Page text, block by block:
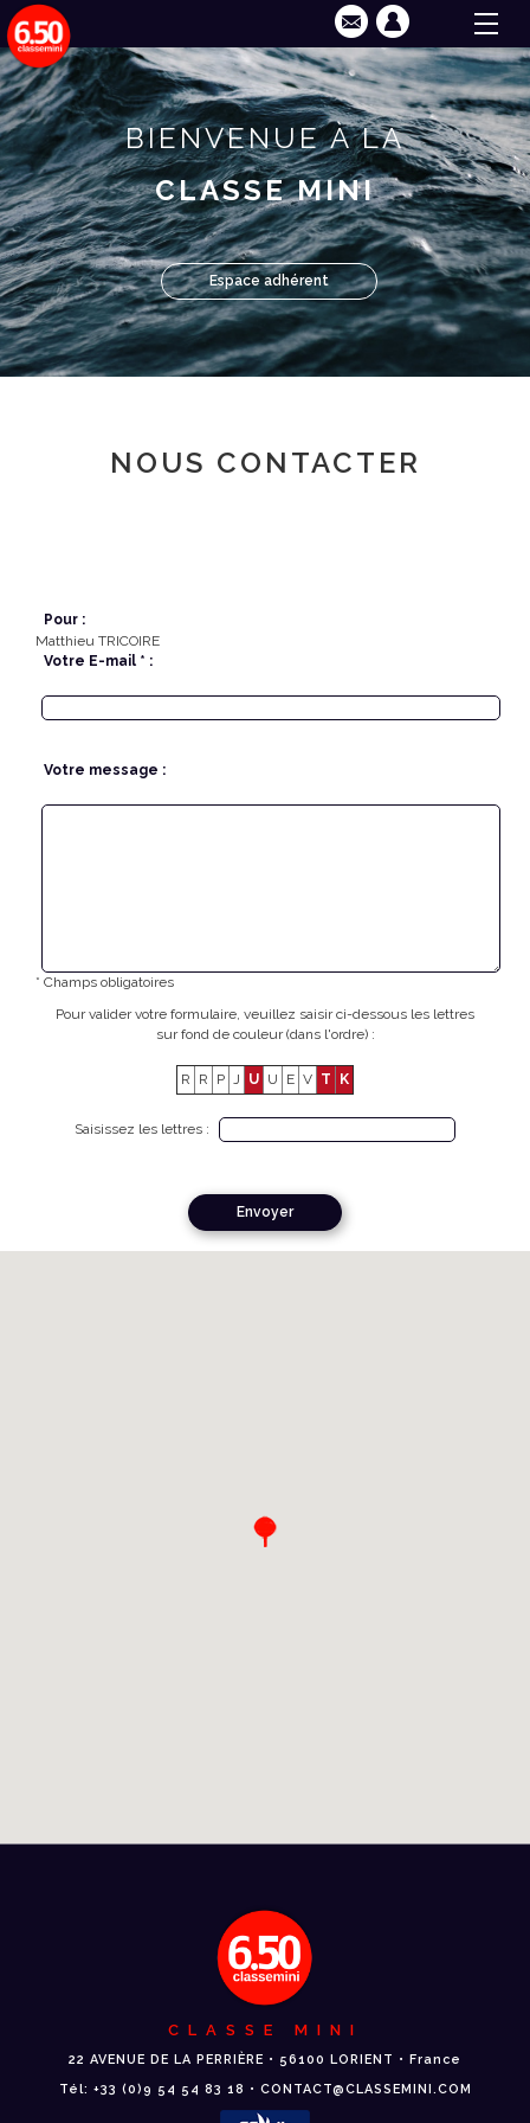
BIENVENUE À LA
CLASSE MINI
Espace adhérent
NOUS CONTACTER
Pour :
Matthieu TRICOIRE
Votre E-mail * :
Votre message :
* Champs obligatoires
Pour valider votre formulaire, veuillez saisir ci-dessous les lettres
sur fond de couleur (dans l'ordre) :
R R P J U U E V T K
Saisissez les lettres :
CLASSE MINI
22 AVENUE DE LA PERRIÈRE • 56100 LORIENT • France
Tél: +33 (0)9 54 54 83 18 • CONTACT@CLASSEMINI.COM